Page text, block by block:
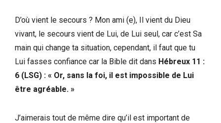
D’où vient le secours ? Mon ami (e), Il vient du Dieu
vivant, le secours vient de Lui, de Lui seul, car c’est Sa
main qui change ta situation, cependant, il faut que tu
Lui fasses confiance car la Bible dit dans Hébreux 11 :
6 (LSG) : « Or, sans la foi, il est impossible de Lui
être agréable. »
J’aimerais tout de même dire qu’il est important de